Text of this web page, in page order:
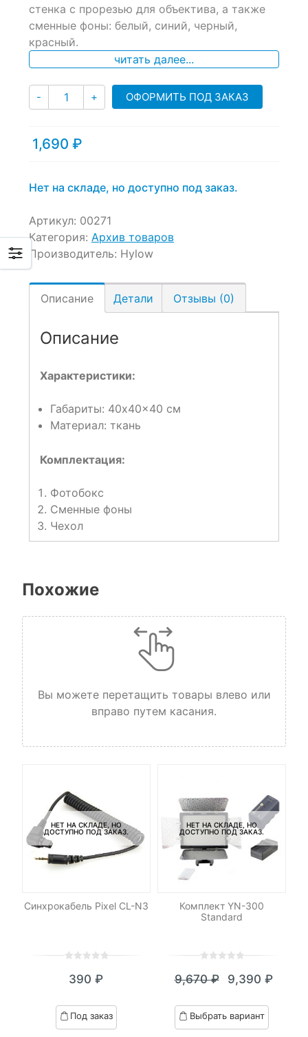
стенка с прорезью для объектива, а также
сменные фоны: белый, синий, черный,
красный.
читать далее...
- Количество
+ ОФОРМИТЬ ПОД ЗАКАЗ
1,690 ₽
Нет на складе, но доступно под заказ.
Артикул: 00271
Категория: Архив товаров
Производитель: Hylow
Описание Детали Отзывы (0)
Описание
Характеристики:
Габариты: 40x40x40 см
Материал: ткань
Комплектация:
Фотобокс
Сменные фоны
Чехол
Похожие
Вы можете перетащить товары влево или
вправо путем касания.
НЕТ НА СКЛАДЕ, НО
ДОСТУПНО ПОД ЗАКАЗ.
Синхрокабель Pixel CL-N3
out
based
on
390 ₽
Под заказ
НЕТ НА СКЛАДЕ, НО
ДОСТУПНО ПОД ЗАКАЗ.
Комплект YN-300
Standard
out
based
on
9,670₽
цена
составляла
9,390 ₽
Текущая
цена:
9,390 ₽.
Выбрать вариант